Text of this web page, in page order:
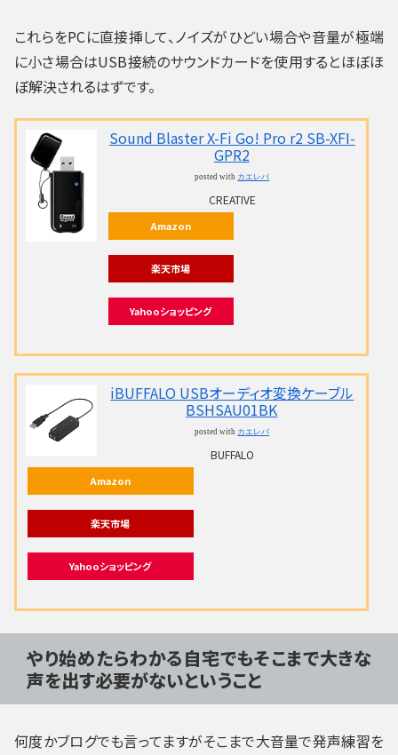
これらをPCに直接挿して、ノイズがひどい場合や音量が極端
に小さ場合はUSB接続のサウンドカードを使用するとほぼほ
ぼ解決されるはずです。
Sound Blaster X-Fi Go! Pro r2 SB-XFI-
GPR2
posted with カエレバ
CREATIVE
Amazon
楽天市場
Yahooショッピング
iBUFFALO USBオーディオ変換ケーブル
BSHSAU01BK
posted with カエレバ
BUFFALO
Amazon
楽天市場
Yahooショッピング
やり始めたらわかる自宅でもそこまで大きな
声を出す必要がないということ
何度かブログでも言ってますがそこまで大音量で発声練習を